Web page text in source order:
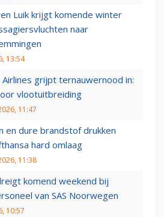
Luik krijgt komende winter
naar
13:54
Airlines grijpt ternauwernood in:
vlootuitbreiding
11:47
en dure brandstof drukken
hard omlaag
11:38
komend weekend bij
van SAS Noorwegen
10:57